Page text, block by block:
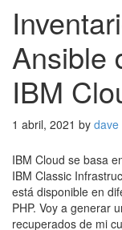
Ansible
IBM
1 abril, 2021 by dave
IBM Cloud se basa
IBM Classic
está disponible en
PHP. Voy a generar
recuperados de mi